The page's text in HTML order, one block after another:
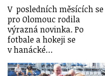
V posledních měsících se
pro Olomouc rodila
výrazná novinka. Po
fotbale a hokeji se
v hanácké…